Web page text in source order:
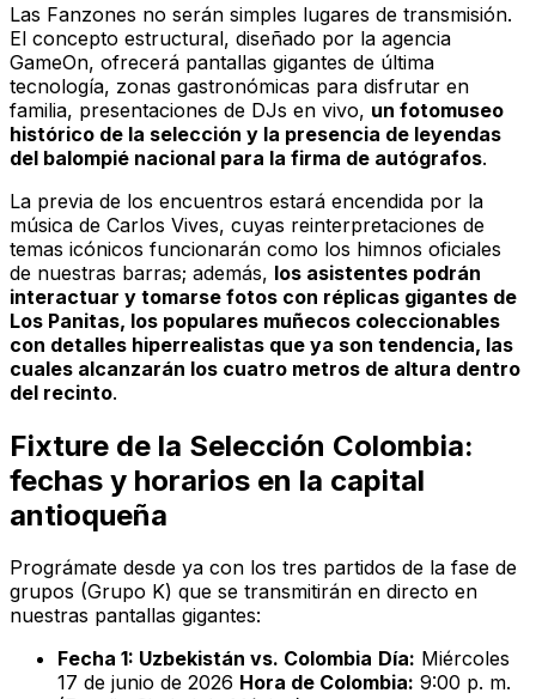
Las Fanzones no serán simples lugares de transmisión.
El concepto estructural, diseñado por la agencia
GameOn, ofrecerá pantallas gigantes de última
tecnología, zonas gastronómicas para disfrutar en
familia, presentaciones de DJs en vivo, un fotomuseo
histórico de la selección y la presencia de leyendas
del balompié nacional para la firma de autógrafos.
La previa de los encuentros estará encendida por la
música de Carlos Vives, cuyas reinterpretaciones de
temas icónicos funcionarán como los himnos oficiales
de nuestras barras; además, los asistentes podrán
interactuar y tomarse fotos con réplicas gigantes de
Los Panitas, los populares muñecos coleccionables
con detalles hiperrealistas que ya son tendencia, las
cuales alcanzarán los cuatro metros de altura dentro
del recinto.
Fixture de la Selección Colombia:
fechas y horarios en la capital
antioqueña
Prográmate desde ya con los tres partidos de la fase de
grupos (Grupo K) que se transmitirán en directo en
nuestras pantallas gigantes:
Fecha 1: Uzbekistán vs. Colombia Día: Miércoles
17 de junio de 2026 Hora de Colombia: 9:00 p. m.